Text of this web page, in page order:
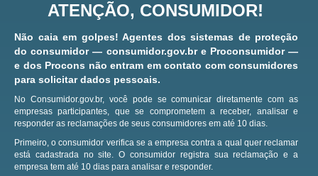
ATENÇÃO, CONSUMIDOR!
Não caia em golpes! Agentes dos sistemas de proteção
do consumidor — consumidor.gov.br e Proconsumidor —
e dos Procons não entram em contato com consumidores
para solicitar dados pessoais.
No Consumidor.gov.br, você pode se comunicar diretamente com as
empresas participantes, que se comprometem a receber, analisar e
responder as reclamações de seus consumidores em até 10 dias.
Primeiro, o consumidor verifica se a empresa contra a qual quer reclamar
está cadastrada no site.O consumidor registra sua reclamação e a
empresa tem até 10 dias para analisar e responder.